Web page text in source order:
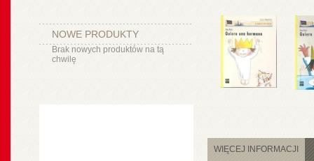
NOWE PRODUKTY
Brak nowych produktów na tą
chwilę
WIĘCEJ INFORMACJI